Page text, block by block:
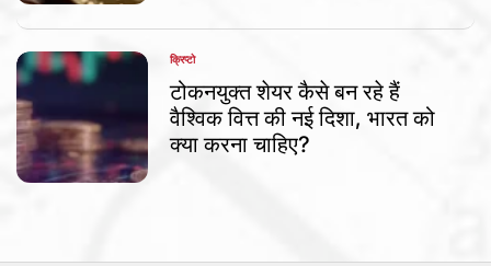
POSTED
IN
क्रिप्टो
टोकनयुक्त शेयर कैसे बन रहे हैं
वैश्विक वित्त की नई दिशा, भारत को
क्या करना चाहिए?